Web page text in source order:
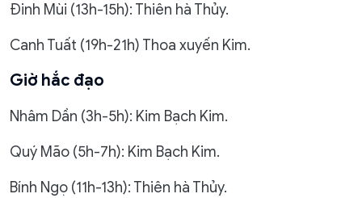
Đinh Mùi (13h-15h): Thiên hà Thủy.
Canh Tuất (19h-21h) Thoa xuyến Kim.
Giờ hắc đạo
Nhâm Dần (3h-5h): Kim Bạch Kim.
Quý Mão (5h-7h): Kim Bạch Kim.
Bính Ngọ (11h-13h): Thiên hà Thủy.